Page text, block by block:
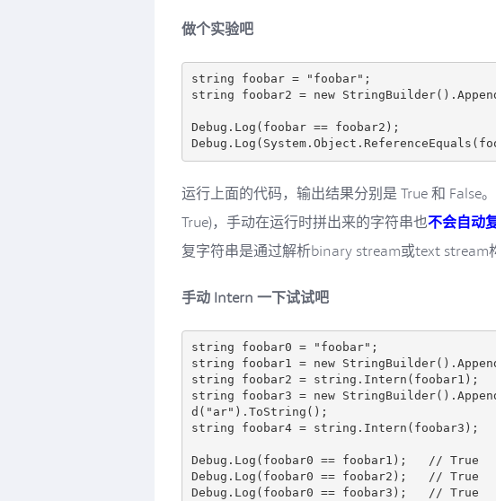
做个实验吧
string foobar = "foobar";
string foobar2 = new
Debug.Log(foobar == foobar2);
运行上面的代码，输出结果分别是 True 和 False
True)，手动在运行时拼出来的字符串也不会自动
复字符串是通过解析binary stream或text stream
手动 Intern 一下试试吧
string foobar0 = "foobar";
string foobar1 = new
string foobar2 = string.Intern(foobar1);
string foobar3 = new
d("ar").ToString();
string foobar4 = string.Intern(foobar3);
Debug.Log(foobar0 == foobar1);   // True
Debug.Log(foobar0 == foobar2);   // True
Debug.Log(foobar0 == foobar3);   // True